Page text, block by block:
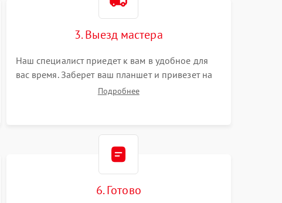
3. Выезд мастера
Наш специалист приедет к вам в удобное для
вас время. Заберет ваш планшет и привезет на
склад для диагностики.Подробнее
6. Готово